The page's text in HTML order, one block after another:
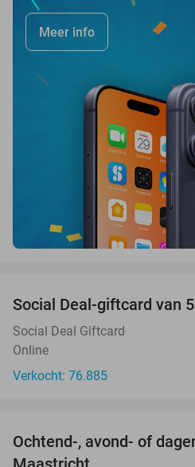
Meer info
Social Deal-giftcard van
Social Deal Giftcard
Online
Verkocht: 76.885
Ochtend-, avond- of